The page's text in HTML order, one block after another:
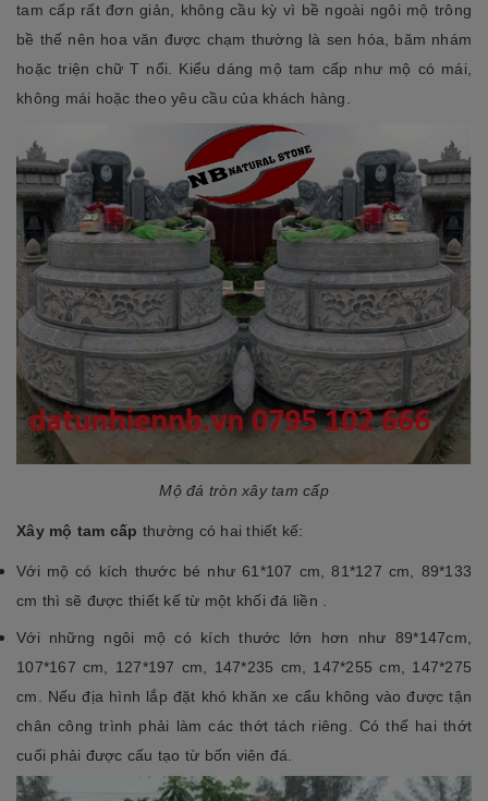
tam cấp rất đơn giản, không cầu kỳ vì bề ngoài ngôi mộ trông
bề thế nên hoa văn được chạm thường là sen hóa, băm nhám
hoặc triện chữ T nổi. Kiểu dáng mộ tam cấp như mộ có mái,
không mái hoặc theo yêu cầu của khách hàng.
Mộ đá tròn xây tam cấp
Xây mộ tam cấp thường có hai thiết kế:
Với mộ có kích thước bé như 61*107 cm, 81*127 cm, 89*133
cm thì sẽ được thiết kế từ một khối đá liền .
Với những ngôi mộ có kích thước lớn hơn như 89*147cm,
107*167 cm, 127*197 cm, 147*235 cm, 147*255 cm, 147*275
cm. Nếu địa hình lắp đặt khó khăn xe cẩu không vào được tận
chân công trình phải làm các thớt tách riêng. Có thể hai thớt
cuối phải được cấu tạo từ bốn viên đá.